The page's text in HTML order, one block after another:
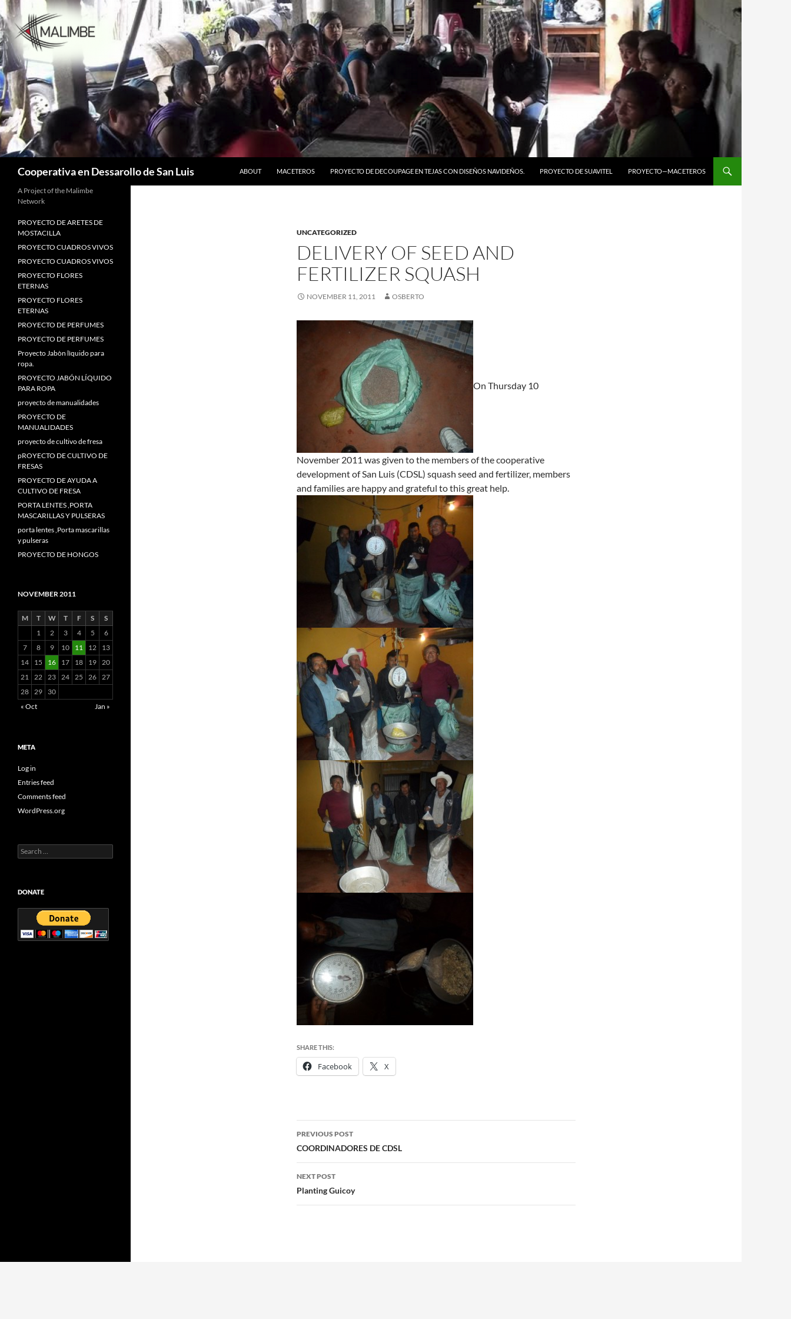
Skip
to
content
Cooperativa en Dessarollo de San Luis ABOUT MACETEROS PROYECTO DE DECOUPAGE EN TEJAS CON DISEÑOS NAVIDEÑOS. PROYECTO DE SUAVITEL PROYECTO—MACETEROS
UNCATEGORIZED
DELIVERY OF SEED AND
FERTILIZER SQUASH
NOVEMBER 11, 2011 OSBERTO
On Thursday 10
November 2011 was given to the members of the cooperative
development of San Luis (CDSL) squash seed and fertilizer, members
and families are happy and grateful to this great help.
SHARE THIS:
Facebook X
Post
navigation
PREVIOUS POST
COORDINADORES DE CDSL
NEXT POST
Planting Guicoy
A Project of the Malimbe
Network
PROYECTO DE ARETES DE
MOSTACILLA
PROYECTO CUADROS VIVOS
PROYECTO CUADROS VIVOS
PROYECTO FLORES
ETERNAS
PROYECTO FLORES
ETERNAS
PROYECTO DE PERFUMES
PROYECTO DE PERFUMES
Proyecto Jabòn lìquido para
ropa.
PROYECTO JABÓN LÍQUIDO
PARA ROPA
proyecto de manualidades
PROYECTO DE
MANUALIDADES
proyecto de cultivo de fresa
pROYECTO DE CULTIVO DE
FRESAS
PROYECTO DE AYUDA A
CULTIVO DE FRESA
PORTA LENTES ,PORTA
MASCARILLAS Y PULSERAS
porta lentes ,Porta mascarillas
y pulseras
PROYECTO DE HONGOS
NOVEMBER 2011
M T W T F S
S
1
2 3 4 5
6
7
8 9 10 11 12
13
14
15 16 17 18 19 20
21 22 23 24 25 26 27
28 29
30
« Oct
Jan »
META
Log in
Entries feed
Comments feed
WordPress.org
Search
for:
DONATE